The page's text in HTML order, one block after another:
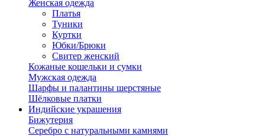
Женская одежда
Платья
Туники
Куртки
Юбки/Брюки
Свитер женский
Кожаные кошельки и сумки
Мужская одежда
Шарфы и палантины шерстяные
Шёлковые платки
Индийские украшения
Бижутерия
Серебро с натуральными камнями